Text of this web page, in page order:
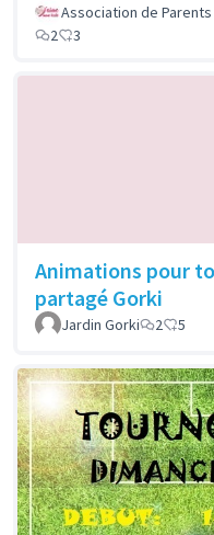
Association de
2
3
Animations pour
partagé Gorki
Jardin Gorki 2 5